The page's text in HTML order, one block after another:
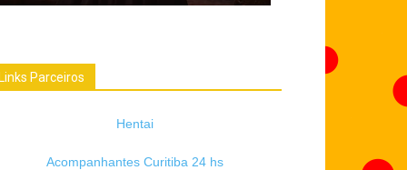
Parceiros
Hentai
Acompanhantes Curitiba 24 hs